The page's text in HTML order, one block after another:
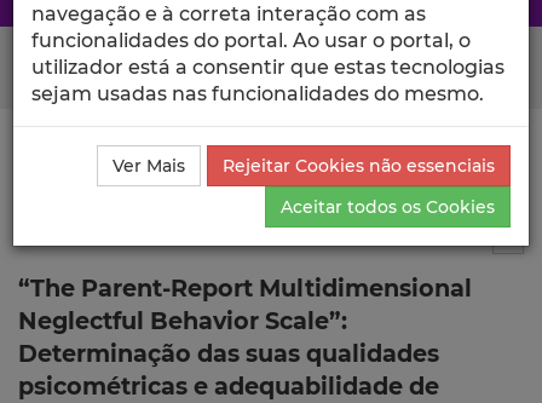
Search Button
Ciência_Iscte Comunicações
Descrição Detalhada
da Comunicação
“The Parent-Report Multidimensional
Neglectful Behavior Scale”:
Determinação das suas qualidades
psicométricas e adequabilidade de
navegação e à correta interação com as
funcionalidades do portal. Ao usar o portal, o
utilizador está a consentir que estas tecnologias
sejam usadas nas funcionalidades do mesmo.
Ver Mais
Rejeitar Cookies não essenciais
Aceitar todos os Cookies